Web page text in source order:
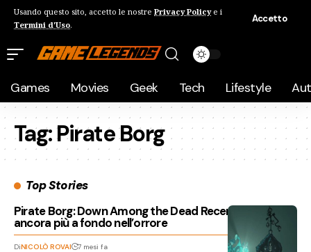
Usando questo sito, accetto le nostre Privacy Policye i
Termini d'Uso.
Accetto
Games Movies Geek Tech Lifestyle
Tag:Pirate Borg
Top Stories
Pirate Borg: Down Among the Dead Recensione,
ancora più a fondo nell’orrore
DiNICOLÒ ROVAI 7 mesi fa